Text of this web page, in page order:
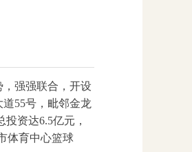
强强联合，开设
55号，毗邻金龙
资达6.5亿元，
体育中心篮球